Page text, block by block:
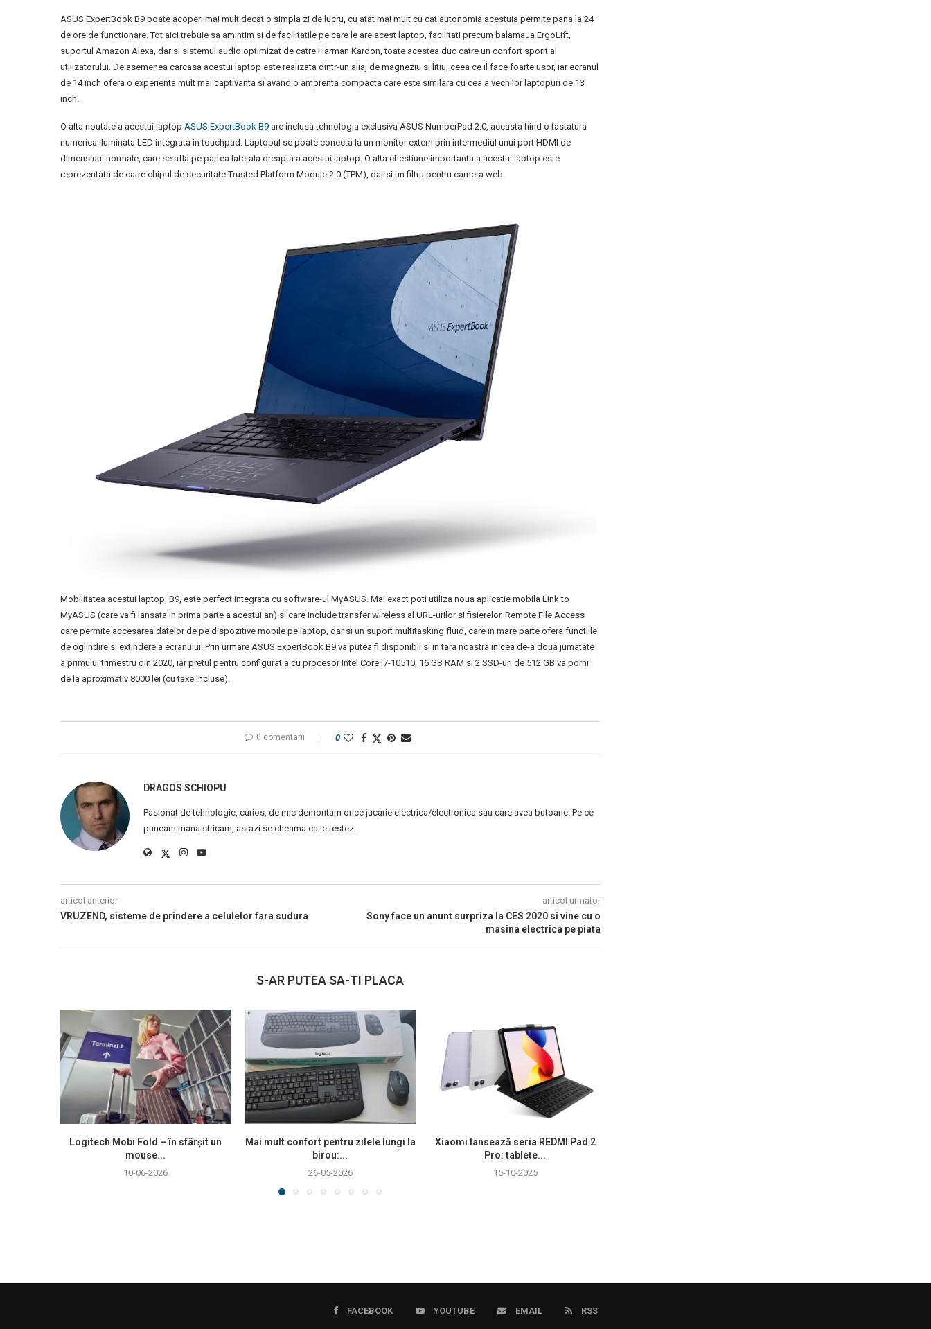
ASUS ExpertBook B9 poate acoperi mai mult decat o simpla zi de lucru, cu atat mai mult cu cat autonomia acestuia permite pana la 24
de ore de functionare. Tot aici trebuie sa amintim si de facilitatile pe care le are acest laptop, facilitati precum balamaua ErgoLift,
suportul Amazon Alexa, dar si sistemul audio optimizat de catre Harman Kardon, toate acestea duc catre un confort sporit al
utilizatorului. De asemenea carcasa acestui laptop este realizata dintr-un aliaj de magneziu si litiu, ceea ce il face foarte usor, iar ecranul
de 14 inch ofera o experienta mult mai captivanta si avand o amprenta compacta care este similara cu cea a vechilor laptopuri de 13
inch.
O alta noutate a acestui laptop ASUS ExpertBook B9 are inclusa tehnologia exclusiva ASUS NumberPad 2.0, aceasta fiind o tastatura
numerica iluminata LED integrata in touchpad. Laptopul se poate conecta la un monitor extern prin intermediul unui port HDMI de
dimensiuni normale, care se afla pe partea laterala dreapta a acestui laptop. O alta chestiune importanta a acestui laptop este
reprezentata de catre chipul de securitate Trusted Platform Module 2.0 (TPM), dar si un filtru pentru camera web.
Mobilitatea acestui laptop, B9, este perfect integrata cu software-ul MyASUS. Mai exact poti utiliza noua aplicatie mobila Link to
MyASUS (care va fi lansata in prima parte a acestui an) si care include transfer wireless al URL-urilor si fisierelor, Remote File Access
care permite accesarea datelor de pe dispozitive mobile pe laptop, dar si un suport multitasking fluid, care in mare parte ofera functiile
de oglindire si extindere a ecranului. Prin urmare ASUS ExpertBook B9 va putea fi disponibil si in tara noastra in cea de-a doua jumatate
a primului trimestru din 2020, iar pretul pentru configuratia cu procesor Intel Core i7-10510, 16 GB RAM si 2 SSD-uri de 512 GB va porni
de la aproximativ 8000 lei (cu taxe incluse).
0 comentarii 0
DRAGOS SCHIOPU
Pasionat de tehnologie, curios, de mic demontam orice jucarie electrica/electronica sau care avea butoane. Pe ce
puneam mana stricam, astazi se cheama ca le testez.
articol anterior
VRUZEND, sisteme de prindere a celulelor fara sudura
articol urmator
Sony face un anunt surpriza la CES 2020 si vine cu o
masina electrica pe piata
S-AR PUTEA SA-TI PLACA
Logitech Mobi Fold – în sfârșit un
mouse...
10-06-2026
Mai mult confort pentru zilele lungi la
birou:...
26-05-2026
Xiaomi lansează seria REDMI Pad 2
Pro: tablete...
15-10-2025
FACEBOOK YOUTUBE EMAIL RSS